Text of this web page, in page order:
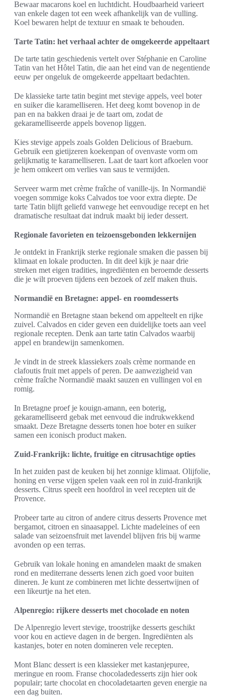
Bewaar macarons koel en luchtdicht. Houdbaarheid varieert
van enkele dagen tot een week afhankelijk van de vulling.
Koel bewaren helpt de textuur en smaak te behouden.
Tarte Tatin: het verhaal achter de omgekeerde appeltaart
De tarte tatin geschiedenis vertelt over Stéphanie en Caroline
Tatin van het Hôtel Tatin, die aan het eind van de negentiende
eeuw per ongeluk de omgekeerde appeltaart bedachten.
De klassieke tarte tatin begint met stevige appels, veel boter
en suiker die karamelliseren. Het deeg komt bovenop in de
pan en na bakken draai je de taart om, zodat de
gekaramelliseerde appels bovenop liggen.
Kies stevige appels zoals Golden Delicious of Braeburn.
Gebruik een gietijzeren koekenpan of ovenvaste vorm om
gelijkmatig te karamelliseren. Laat de taart kort afkoelen voor
je hem omkeert om verlies van saus te vermijden.
Serveer warm met crème fraîche of vanille-ijs. In Normandië
voegen sommige koks Calvados toe voor extra diepte. De
tarte Tatin blijft geliefd vanwege het eenvoudige recept en het
dramatische resultaat dat indruk maakt bij ieder dessert.
Regionale favorieten en teizoensgebonden lekkernijen
Je ontdekt in Frankrijk sterke regionale smaken die passen bij
klimaat en lokale producten. In dit deel kijk je naar drie
streken met eigen tradities, ingrediënten en beroemde desserts
die je wilt proeven tijdens een bezoek of zelf maken thuis.
Normandië en Bretagne: appel- en roomdesserts
Normandië en Bretagne staan bekend om appelteelt en rijke
zuivel. Calvados en cider geven een duidelijke toets aan veel
regionale recepten. Denk aan tarte tatin Calvados waarbij
appel en brandewijn samenkomen.
Je vindt in de streek klassiekers zoals crème normande en
clafoutis fruit met appels of peren. De aanwezigheid van
crème fraîche Normandië maakt sauzen en vullingen vol en
romig.
In Bretagne proef je kouign-amann, een boterig,
gekaramelliseerd gebak met eenvoud die indrukwekkend
smaakt. Deze Bretagne desserts tonen hoe boter en suiker
samen een iconisch product maken.
Zuid-Frankrijk: lichte, fruitige en citrusachtige opties
In het zuiden past de keuken bij het zonnige klimaat. Olijfolie,
honing en verse vijgen spelen vaak een rol in zuid-frankrijk
desserts. Citrus speelt een hoofdrol in veel recepten uit de
Provence.
Probeer tarte au citron of andere citrus desserts Provence met
bergamot, citroen en sinaasappel. Lichte madeleines of een
salade van seizoensfruit met lavendel blijven fris bij warme
avonden op een terras.
Gebruik van lokale honing en amandelen maakt de smaken
rond en mediterrane desserts lenen zich goed voor buiten
dineren. Je kunt ze combineren met lichte dessertwijnen of
een likeurtje na het eten.
Alpenregio: rijkere desserts met chocolade en noten
De Alpenregio levert stevige, troostrijke desserts geschikt
voor kou en actieve dagen in de bergen. Ingrediënten als
kastanjes, boter en noten domineren vele recepten.
Mont Blanc dessert is een klassieker met kastanjepuree,
meringue en room. Franse chocoladedesserts zijn hier ook
populair; tarte chocolat en chocoladetaarten geven energie na
een dag buiten.